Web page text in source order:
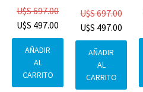
U$S697.00
U$S 497.00
AÑADIR
AL
CARRITO
U$S697.00
U$S 497.00
AÑADIR
AL
CARRITO